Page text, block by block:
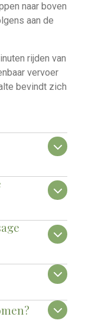
naar boven
aan de
rijden van
vervoer
bevindt zich